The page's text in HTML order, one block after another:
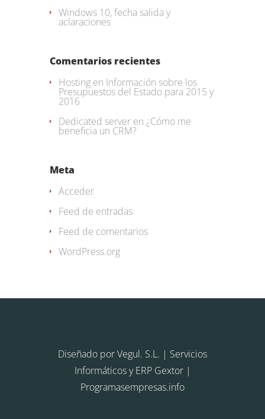
Windows 10, fecha salida y
aclaraciones
Comentarios recientes
Hosting en Información sobre los
Presupuestos del Estado para 2015 y
2016
Dedicated server en ¿Cómo me
beneficia un CRM?
Meta
Acceder
Feed de entradas
Feed de comentarios
WordPress.org
Diseñado porVegul. S.L. | Servicios
Informáticos y ERP Gextor |
Programasempresas.info